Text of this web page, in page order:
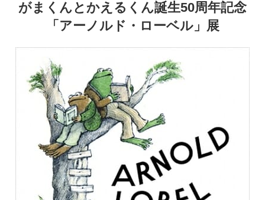
COLUMN
がまくんとかえるくん誕生50周年記念
「アーノルド・ローベル」展